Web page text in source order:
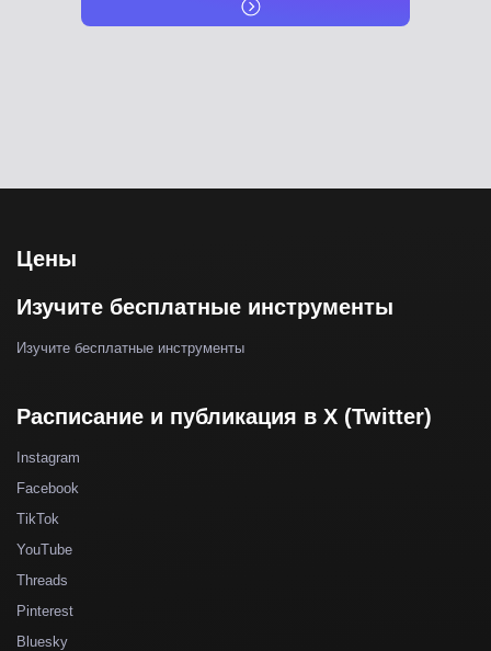
Цены
Изучите бесплатные инструменты
Изучите бесплатные инструменты
Расписание и публикация в X (Twitter)
Instagram
Facebook
TikTok
YouTube
Threads
Pinterest
Bluesky